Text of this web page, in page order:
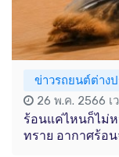
ข่าวรถยนต์ต่าง
26 พ.ค. 2566 เ
ร้อนแค่ไหนก็ไม่
ทราย อากาศร้อน